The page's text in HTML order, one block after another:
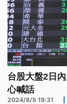
台股大盤2日
心喊話
2024/8/5 19:31